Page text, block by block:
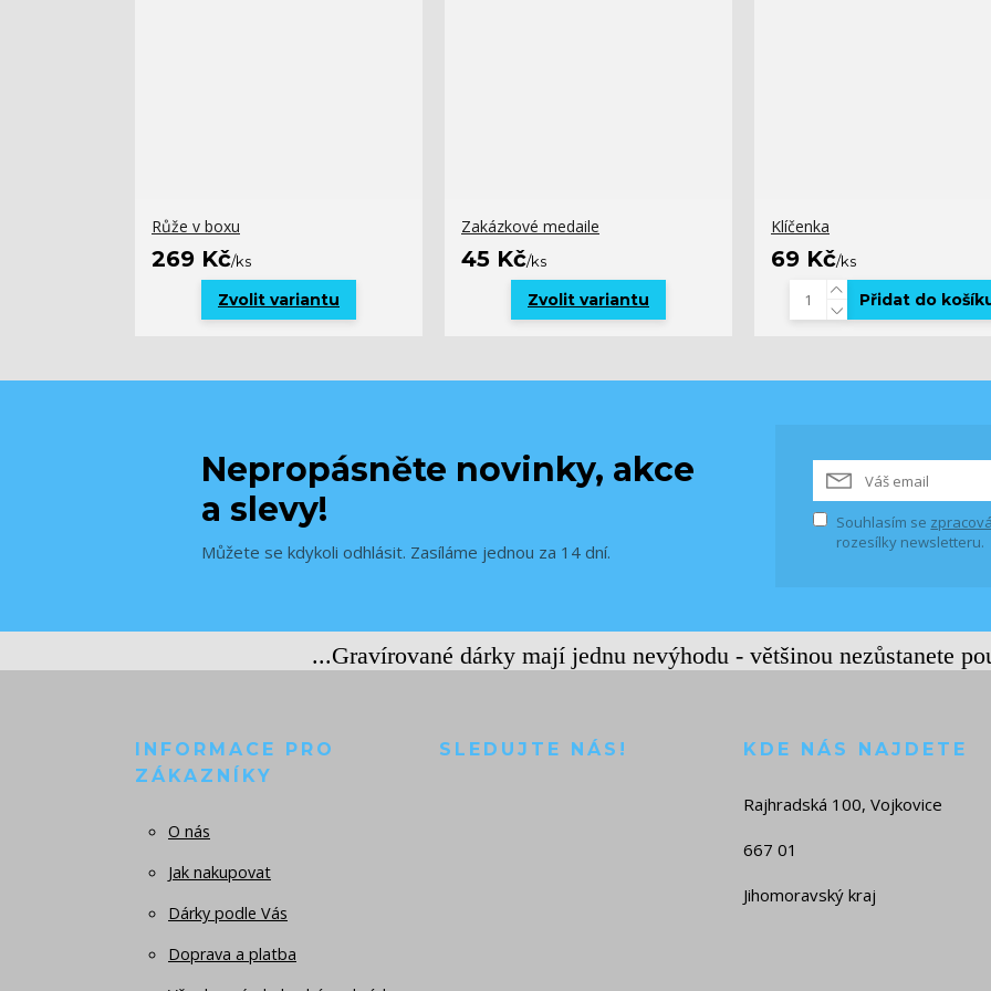
Růže v boxu
269 Kč/ks
Zvolit variantu
Zakázkové medaile
45 Kč/ks
Zvolit variantu
Klíčenka
69 Kč/ks
Přidat do
Nepropásněte novinky, akce
a slevy!
Můžete se kdykoli odhlásit. Zasíláme jednou za 14 dní.
Souhlasím se
rozesílky newsletteru.
...Gravírované dárky mají jednu nevýhodu - většinou nezůstanete
INFORMACE PRO
ZÁKAZNÍKY
O nás
Jak nakupovat
Dárky podle Vás
Doprava a platba
SLEDUJTE NÁS! KDE NÁS NAJDETE
Rajhradská 100, Vojkovice
667 01
Jihomoravský kraj